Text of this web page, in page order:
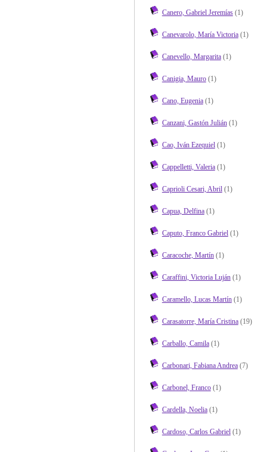
Canero, Gabriel Jeremías(1)
Canevarolo, María Victoria(1)
Canevello, Margarita(1)
Canigia, Mauro(1)
Cano, Eugenia(1)
Canzani, Gastón Julián(1)
Cao, Iván Ezequiel(1)
Cappelletti, Valeria(1)
Caprioli Cesari, Abril(1)
Capua, Delfina(1)
Caputo, Franco Gabriel(1)
Caracoche, Martín(1)
Caraffini, Victoria Luján(1)
Caramello, Lucas Martín(1)
Carasatorre, María Cristina(19)
Carballo, Camila(1)
Carbonari, Fabiana Andrea(7)
Carbonel, Franco(1)
Cardella, Noelia(1)
Cardoso, Carlos Gabriel(1)